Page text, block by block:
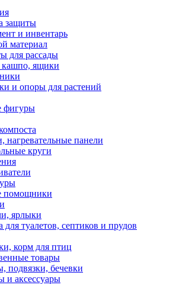
защиты
и инвентарь
материал
для рассады
ящики
и опоры для растений
фигуры
нагревательные панели
круги
помощники
ярлыки
для туалетов, септиков и прудов
корм для птиц
товары
подвязки, бечевки
и аксессуары